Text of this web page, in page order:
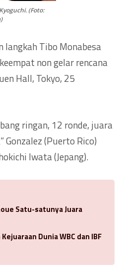
(Foto:
langkah Tibo Monabesa
non gelar rencana
Hall, Tokyo, 25
ringan, 12 ronde, juara
Gonzalez (Puerto Rico)
Iwata (Jepang).
Satu-satunya Juara
Dunia WBC dan IBF